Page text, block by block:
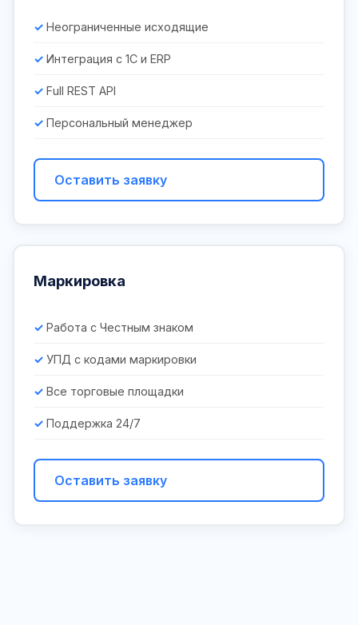
Неограниченные исходящие
Интеграция с 1С и ERP
Full REST API
Персональный менеджер
Оставить заявку
Маркировка
Работа с Честным знаком
УПД с кодами маркировки
Все торговые площадки
Поддержка 24/7
Оставить заявку